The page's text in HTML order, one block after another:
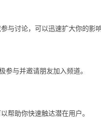
与讨论，可以迅速扩大你的影
与并邀请朋友加入频道。
帮助你快速触达潜在用户。